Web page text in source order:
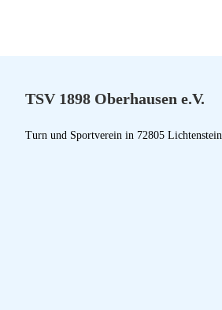
TSV 1898 Oberhausen e.V.
Turn und Sportverein in 72805 Lichtenstein